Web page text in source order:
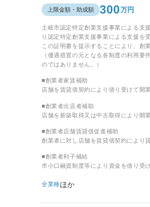
上限金額・助成額 300万円
土岐市認定特定創業支援事業による支
り認定特定創業支援事業による支援を
この証明書を提示することにより、創
（優遇措置の元となる各制度の利用
のではありません。）
■創業者家賃補助
店舗を賃貸借契約により借り受けて開
■創業者出店者補助
店舗を新築取得又は中古取得により開
■創業者店舗賃貸借促進補助
創業者に対し店舗を賃貸借契約により
■創業者利子補給
市小口融資制度等により資金を借り受
全業種ほか